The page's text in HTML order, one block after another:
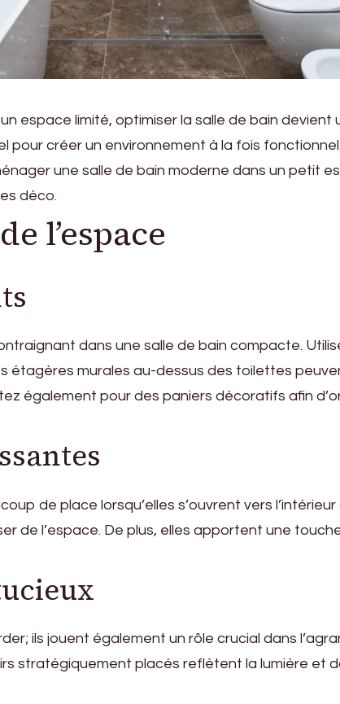
espace limité, optimiser la salle de bain devient
créer un environnement à la fois
une salle de bain moderne dans un petit
déco.
l’espace
dans une salle de bain compacte.
étagères murales au-dessus des toilettes
également pour des paniers décoratifs afin
de place lorsqu’elles s’ouvrent vers
de l’espace. De plus, elles apportent une
ils jouent également un rôle crucial dans
stratégiquement placés reflètent la lumière et